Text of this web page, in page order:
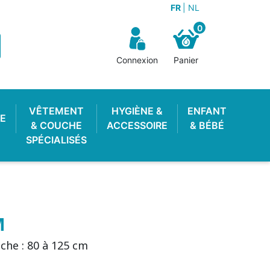
FR NL
Connexion
0
Panier
VÊTEMENT
& COUCHE
SPÉCIALISÉS
HYGIÈNE &
ACCESSOIRE
ENFANT
& BÉBÉ
: 80 à 125 cm